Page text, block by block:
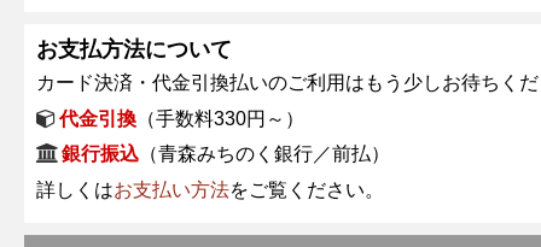
お支払方法について
カード決済・代金引換払いのご利用はもう少しお待ちく
代金引換 （手数料330円～）
銀行振込 （青森みちのく銀行／前払）
詳しくはお支払い方法をご覧ください。